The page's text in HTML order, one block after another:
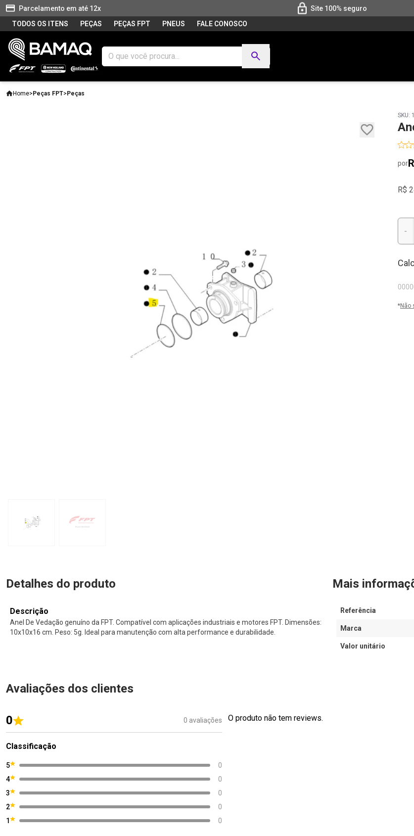
Parcelamento em até 12x Site 100% seguro
TODOS OS ITENS
PEÇAS PEÇAS FPT PNEUS FALE CONOSCO
Home> Peças FPT> Peças
SKU:
por
R$
-
*Não
Detalhes do produto
Descrição
Anel De Vedação genuíno da FPT. Compatível com aplicações industriais e motores FPT. Dimensões:
10x10x16 cm. Peso: 5g. Ideal para manutenção com alta performance e durabilidade.
Mais
Referência
Marca
Valor unitário
Avaliações dos clientes
0 0 avaliações
Classificação
5
0
4
0
3
0
2
0
1
0
O produto não tem reviews.